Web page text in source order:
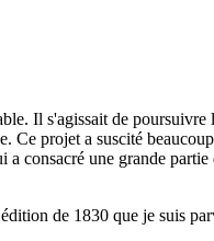
Il s'agissait de poursuivre
Ce projet a suscité beaucoup
consacré une grande partie
de 1830 que je suis